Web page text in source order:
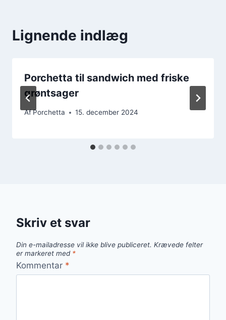
Lignende indlæg
Porchetta til sandwich med friske
grøntsager
AfPorchetta 15. december 2024
Skriv et svar
Din e-mailadresse vil ikke blive publiceret. Krævede felter
er markeret med *
Kommentar *